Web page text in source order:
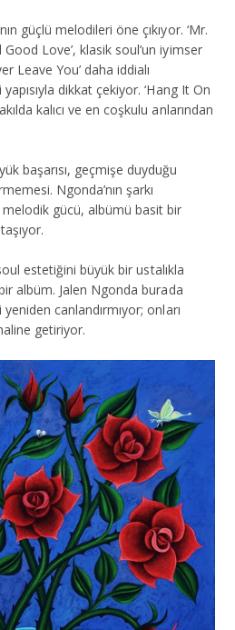
güçlü melodileri öne çıkıyor. ‘Mr.
Love’, klasik soul’un iyimser
Leave You’ daha iddialı
dikkat çekiyor. ‘Hang It On
kalıcı ve en coşkulu anlarından
başarısı, geçmişe duyduğu
Ngonda’nın şarkı
melodik gücü, albümü basit bir
estetiğini büyük bir ustalıkla
albüm. Jalen Ngonda burada
canlandırmıyor; onları
getiriyor.